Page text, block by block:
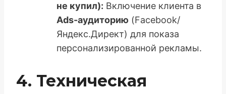
не купил): Включение клиента в
Ads-аудиторию (Facebook/
Яндекс.Директ) для показа
персонализированной рекламы.
4. Техническая